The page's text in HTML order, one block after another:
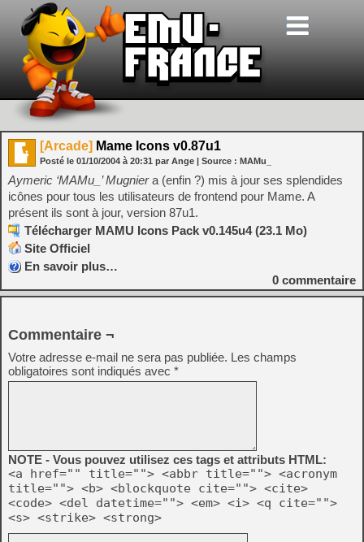
[Arcade] Mame Icons v0.87u1
Posté le 01/10/2004 à 20:31 par Ange | Source : MAMu_
Aymeric ‘MAMu_’ Mugniera (enfin ?) mis à jour ses splendides
icônes pour tous les utilisateurs de frontend pour Mame. A
présent ils sont à jour, version 87u1.
Télécharger MAMU Icons Pack v0.145u4 (23.1 Mo)
Site Officiel
En savoir plus…
0 commentaire
Commentaire ¬
Votre adresse e-mail ne sera pas publiée. Les champs
obligatoires sont indiqués avec *
NOTE - Vous pouvez utilisez ces tags et attributs HTML:
<a href="" title=""> <abbr title=""> <acronym
title=""> <b> <blockquote cite=""> <cite>
<code> <del datetime=""> <em> <i> <q cite="">
<s> <strike> <strong>